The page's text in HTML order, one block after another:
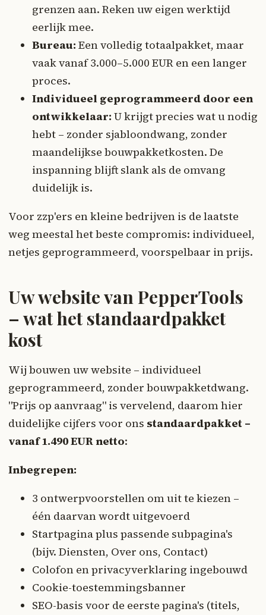
grenzen aan. Reken uw eigen werktijd
eerlijk mee.
Bureau: Een volledig totaalpakket, maar
vaak vanaf 3.000–5.000 EUR en een langer
proces.
Individueel geprogrammeerd door een
ontwikkelaar: U krijgt precies wat u nodig
hebt – zonder sjabloondwang, zonder
maandelijkse bouwpakketkosten. De
inspanning blijft slank als de omvang
duidelijk is.
Voor zzp'ers en kleine bedrijven is de laatste
weg meestal het beste compromis: individueel,
netjes geprogrammeerd, voorspelbaar in prijs.
Uw website van PepperTools
– wat het standaardpakket
kost
Wij bouwen uw website – individueel
geprogrammeerd, zonder bouwpakketdwang.
"Prijs op aanvraag" is vervelend, daarom hier
duidelijke cijfers voor ons standaardpakket –
vanaf 1.490 EUR netto:
Inbegrepen:
3 ontwerpvoorstellen om uit te kiezen –
één daarvan wordt uitgevoerd
Startpagina plus passende subpagina's
(bijv. Diensten, Over ons, Contact)
Colofon en privacyverklaring ingebouwd
Cookie-toestemmingsbanner
SEO-basis voor de eerste pagina's (titels,